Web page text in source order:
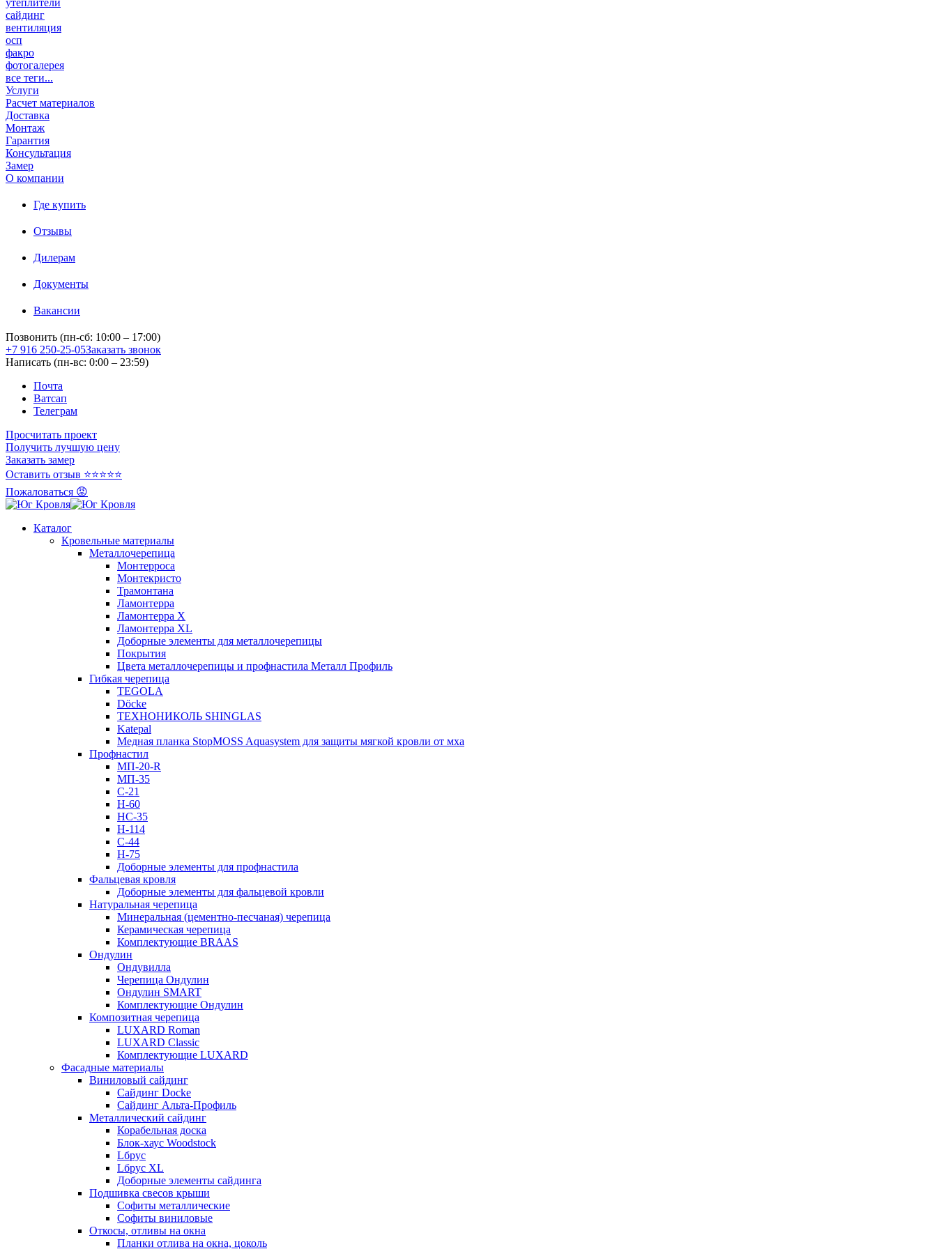
утеплители
сайдинг
вентиляция
осп
факро
фотогалерея
все теги...
Услуги
Расчет материалов
Доставка
Монтаж
Гарантия
Консультация
Замер
О компании
Где купить
Отзывы
Дилерам
Документы
Вакансии
Позвонить (пн-сб: 10:00 – 17:00)
+7 916 250-25-05Заказать звонок
Написать (пн-вс: 0:00 – 23:59)
Почта
Ватсап
Телеграм
Просчитать проект
Получить лучшую цену
Заказать замер
Оставить отзыв ⭐⭐⭐⭐⭐
Пожаловаться 😡
Каталог
Кровельные материалы
Металлочерепица
Монтерроса
Монтекристо
Трамонтана
Ламонтерра
Ламонтерра X
Ламонтерра XL
Доборные элементы для металлочерепицы
Покрытия
Цвета металлочерепицы и профнастила Металл Профиль
Гибкая черепица
TEGOLA
Döcke
ТЕХНОНИКОЛЬ SHINGLAS
Katepal
Медная планка StopMOSS Aquasystem для защиты мягкой кровли от мха
Профнастил
МП-20-R
МП-35
С-21
Н-60
НС-35
Н-114
С-44
Н-75
Доборные элементы для профнастила
Фальцевая кровля
Доборные элементы для фальцевой кровли
Натуральная черепица
Минеральная (цементно-песчаная) черепица
Керамическая черепица
Комплектующие BRAAS
Ондулин
Ондувилла
Черепица Ондулин
Ондулин SMART
Комплектующие Ондулин
Композитная черепица
LUXARD Roman
LUXARD Classic
Комплектующие LUXARD
Фасадные материалы
Виниловый сайдинг
Сайдинг Docke
Сайдинг Альта-Профиль
Металлический сайдинг
Корабельная доска
Блок-хаус Woodstock
Lбрус
Lбрус XL
Доборные элементы сайдинга
Подшивка свесов крыши
Софиты металлические
Софиты виниловые
Откосы, отливы на окна
Планки отлива на окна, цоколь